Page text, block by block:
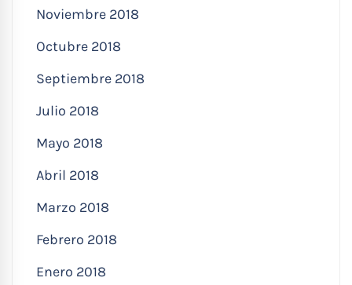
Noviembre 2018
Octubre 2018
Septiembre 2018
Julio 2018
Mayo 2018
Abril 2018
Marzo 2018
Febrero 2018
Enero 2018